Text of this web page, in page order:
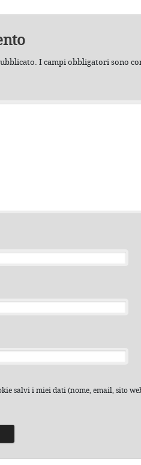
I campi obbligatori sono
salvi i miei dati (nome, email, sito